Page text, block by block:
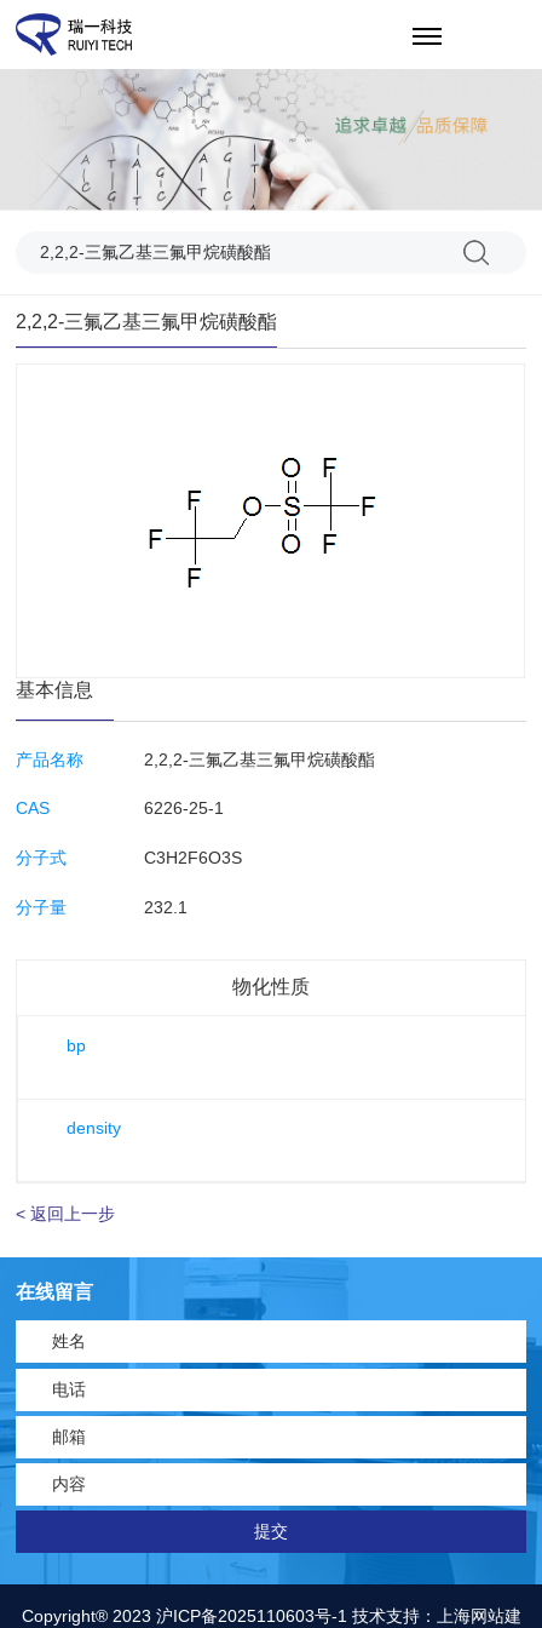
2,2,2-三氟乙基三氟甲烷磺酸酯
基本信息
产品名称 2,2,2-三氟乙基三氟甲烷磺酸酯
CAS 6226-25-1
分子式 C3H2F6O3S
分子量 232.1
物化性质
bp
density
< 返回上一步
在线留言
Copyright® 2023 沪ICP备2025110603号-1技术支持： 上海网站建